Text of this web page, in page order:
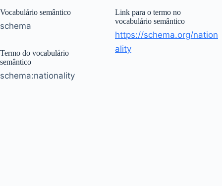
Vocabulário semântico
schema
Termo do vocabulário
semântico
schema:nationality
Link para o termo no
vocabulário semântico
https://schema.org/nation
ality